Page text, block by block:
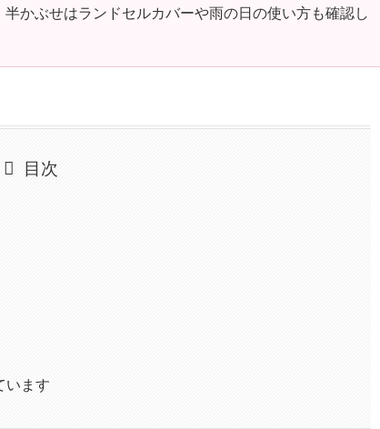
かぶせはランドセルカバーや雨の日の使い方も確認し
目次
います